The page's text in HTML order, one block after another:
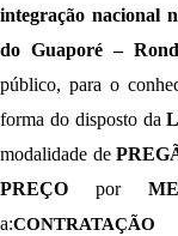
integração nacional
do Guaporé –
público, para o
forma do disposto da
modalidade de
PREÇO por
a: